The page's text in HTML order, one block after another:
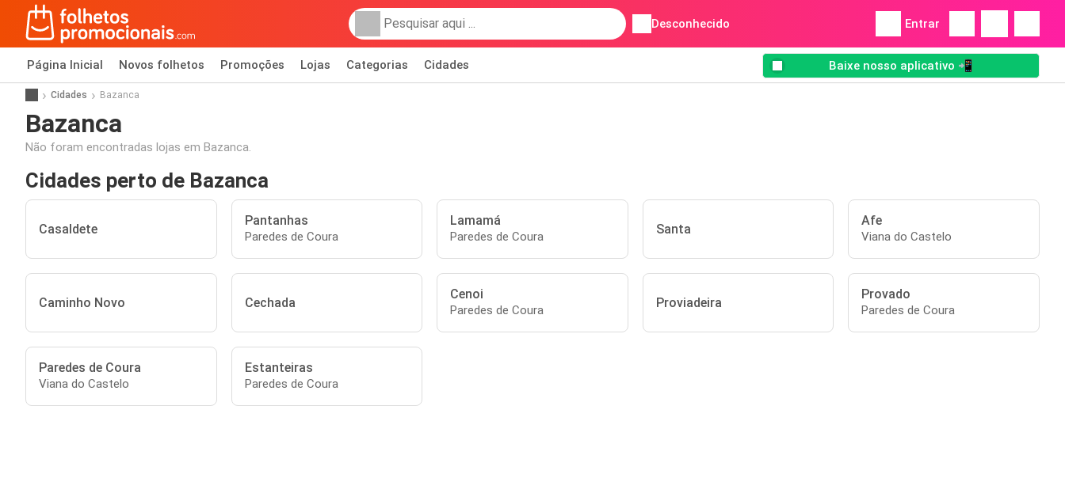
Desconhecido Entrar
Página Inicial Novos folhetos Promoções Lojas Categorias Cidades Baixe nosso aplicativo 📲
Cidades Bazanca
Bazanca
Não foram encontradas lojas em Bazanca.
Cidades perto de Bazanca
Casaldete
Pantanhas
Paredes de Coura
Lamamá
Paredes de Coura Santa
Afe
Viana do Castelo
Caminho Novo Cechada
Cenoi
Paredes de Coura Proviadeira
Provado
Paredes de Coura
Paredes de Coura
Viana do Castelo
Estanteiras
Paredes de Coura